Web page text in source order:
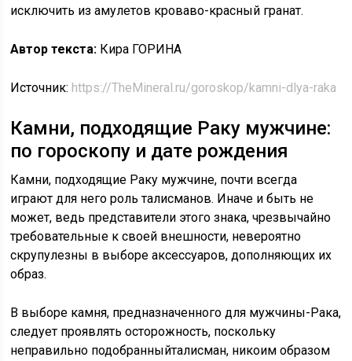
исключить из амулетов кроваво-красный гранат.
Автор текста: Кира ГОРИНА
Источник: https://TheMineral.ru/goroskop/kamni-dlya-raka
Камни, подходящие Раку мужчине:
по гороскопу и дате рождения
Камни, подходящие Раку мужчине, почти всегда
играют для него роль талисманов. Иначе и быть не
может, ведь представители этого знака, чрезвычайно
требовательные к своей внешности, невероятно
скрупулезны в выборе аксессуаров, дополняющих их
образ.
В выборе камня, предназначенного для мужчины-Рака,
следует проявлять осторожность, поскольку
неправильно подобранныйталисман, никоим образом